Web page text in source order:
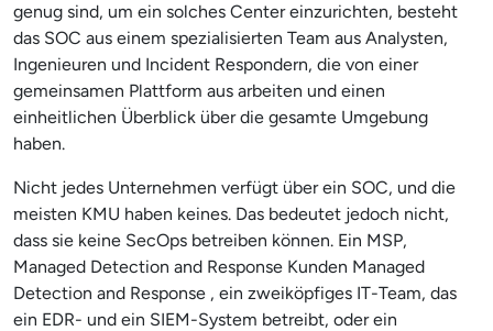
genug sind, um ein solches Center einzurichten, besteht
das SOC aus einem spezialisierten Team aus Analysten,
Ingenieuren und Incident Respondern, die von einer
gemeinsamen Plattform aus arbeiten und einen
einheitlichen Überblick über die gesamte Umgebung
haben.
Nicht jedes Unternehmen verfügt über ein SOC, und die
meisten KMU haben keines. Das bedeutet jedoch nicht,
dass sie keine SecOps betreiben können. Ein MSP,
Managed Detection and Response Kunden Managed
Detection and Response , ein zweiköpfiges IT-Team, das
ein EDR- und ein SIEM-System betreibt, oder ein